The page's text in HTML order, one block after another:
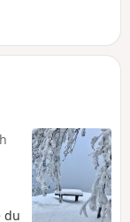
avant de
de départ.
pas de
à main
du